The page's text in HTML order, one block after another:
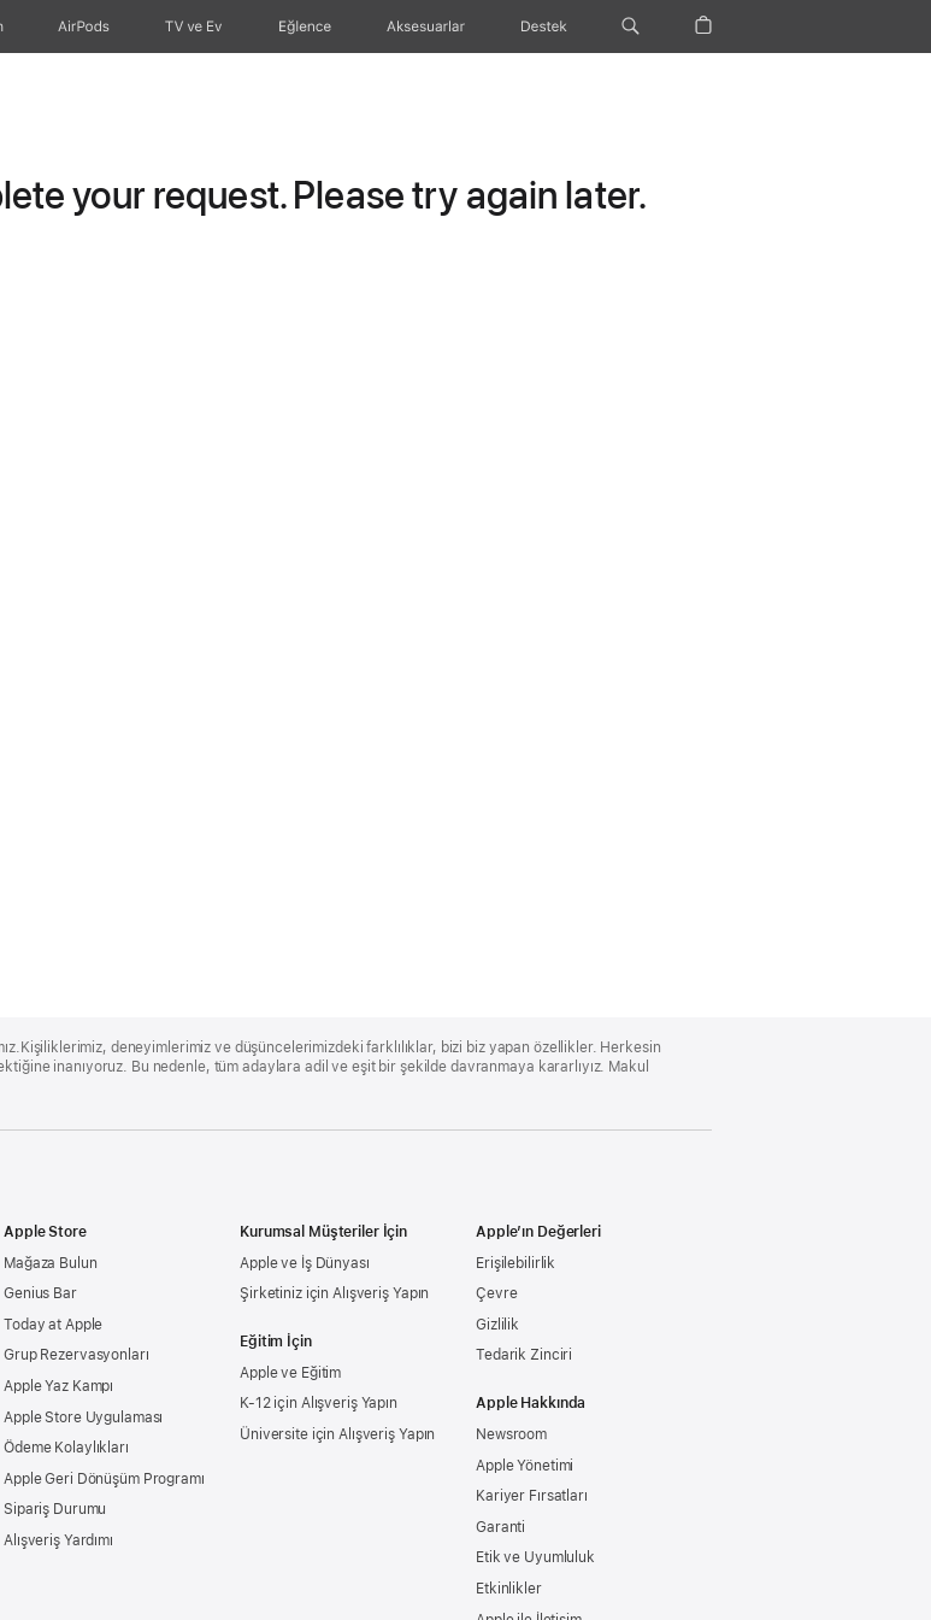
AirPods TV ve Ev Eğlence Aksesuarlar Destek
your request. Please try again later.
deneyimlerimiz ve düşüncelerimizdeki farklılıklar, bizi biz yapan özellikler. Herkesin
inanıyoruz. Bu nedenle, tüm adaylara adil ve eşit bir şekilde davranmaya kararlıyız. Makul
Apple Store
Mağaza Bulun
Genius Bar
Today at Apple
Grup Rezervasyonları
Apple Yaz Kampı
Apple Store Uygulaması
Ödeme Kolaylıkları
Apple Geri Dönüşüm Programı
Sipariş Durumu
Alışveriş Yardımı
Kurumsal Müşteriler İçin
Apple ve İş Dünyası
Şirketiniz için Alışveriş Yapın
Eğitim İçin
Apple ve Eğitim
K-12 için Alışveriş Yapın
Üniversite için Alışveriş Yapın
Apple’ın Değerleri
Erişilebilirlik
Çevre
Gizlilik
Tedarik Zinciri
Apple Hakkında
Newsroom
Apple Yönetimi
Kariyer Fırsatları
Garanti
Etik ve Uyumluluk
Etkinlikler